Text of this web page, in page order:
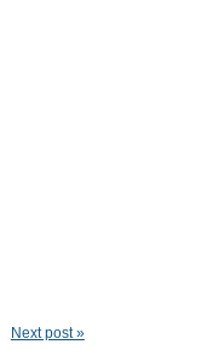
Next post »